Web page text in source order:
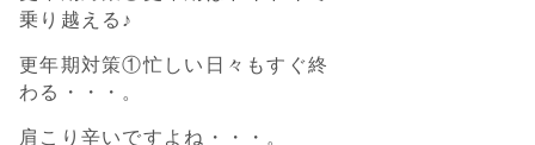
乗り越える♪
更年期対策①忙しい日々もすぐ終
わる・・・。
肩こり辛いですよね・・・。